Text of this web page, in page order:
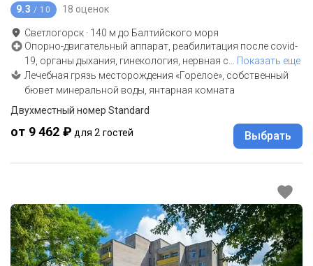
9.3 / 10 18 оценок
Светлогорск · 140 м до Балтийского моря
Опорно-двигательный аппарат, реабилитация после covid-
19, органы дыхания, гинекология, нервная с
Показать еще
Лечебная грязь месторождения «Горелое», собственный
бювет минеральной воды, янтарная комната
Двухместный номер Standard
от 9 462 ₽ для 2 гостей Выбрать